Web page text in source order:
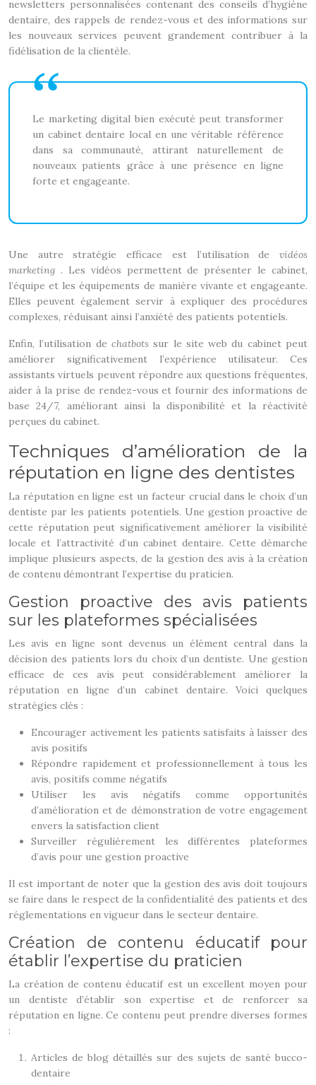
newsletters personnalisées contenant des conseils d’hygiène
dentaire, des rappels de rendez-vous et des informations sur
les nouveaux services peuvent grandement contribuer à la
fidélisation de la clientèle.
Le marketing digital bien exécuté peut transformer
un cabinet dentaire local en une véritable référence
dans sa communauté, attirant naturellement de
nouveaux patients grâce à une présence en ligne
forte et engageante.
Une autre stratégie efficace est l’utilisation de vidéos
marketing . Les vidéos permettent de présenter le cabinet,
l’équipe et les équipements de manière vivante et engageante.
Elles peuvent également servir à expliquer des procédures
complexes, réduisant ainsi l’anxiété des patients potentiels.
Enfin, l’utilisation de chatbotssur le site web du cabinet peut
améliorer significativement l’expérience utilisateur. Ces
assistants virtuels peuvent répondre aux questions fréquentes,
aider à la prise de rendez-vous et fournir des informations de
base 24/7, améliorant ainsi la disponibilité et la réactivité
perçues du cabinet.
Techniques d’amélioration de la
réputation en ligne des dentistes
La réputation en ligne est un facteur crucial dans le choix d’un
dentiste par les patients potentiels. Une gestion proactive de
cette réputation peut significativement améliorer la visibilité
locale et l’attractivité d’un cabinet dentaire. Cette démarche
implique plusieurs aspects, de la gestion des avis à la création
de contenu démontrant l’expertise du praticien.
Gestion proactive des avis patients
sur les plateformes spécialisées
Les avis en ligne sont devenus un élément central dans la
décision des patients lors du choix d’un dentiste. Une gestion
efficace de ces avis peut considérablement améliorer la
réputation en ligne d’un cabinet dentaire. Voici quelques
stratégies clés :
Encourager activement les patients satisfaits à laisser des
avis positifs
Répondre rapidement et professionnellement à tous les
avis, positifs comme négatifs
Utiliser les avis négatifs comme opportunités
d’amélioration et de démonstration de votre engagement
envers la satisfaction client
Surveiller régulièrement les différentes plateformes
d’avis pour une gestion proactive
Il est important de noter que la gestion des avis doit toujours
se faire dans le respect de la confidentialité des patients et des
réglementations en vigueur dans le secteur dentaire.
Création de contenu éducatif pour
établir l’expertise du praticien
La création de contenu éducatif est un excellent moyen pour
un dentiste d’établir son expertise et de renforcer sa
réputation en ligne. Ce contenu peut prendre diverses formes
:
Articles de blog détaillés sur des sujets de santé bucco-
dentaire